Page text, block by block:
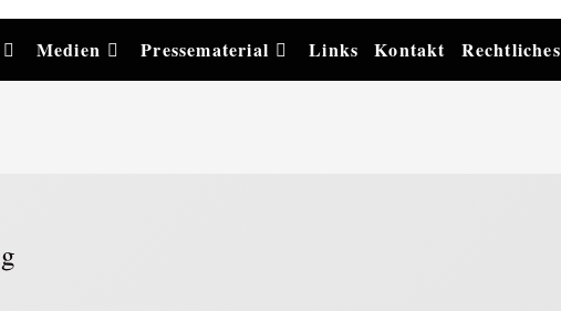
Medien Pressematerial Links Kontakt Rechtliches